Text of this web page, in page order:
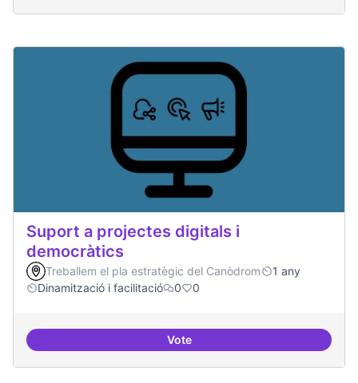
Suport a projectes digitals i
democràtics
Treballem el pla estratègic del Canòdrom
1 any
Dinamització i facilitació
0 0
VoteSuport a projectes digitals i